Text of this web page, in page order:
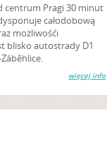
centrum Pragi 30 minut
całodobową
możliwośći
blisko autostrady D1
więcej info